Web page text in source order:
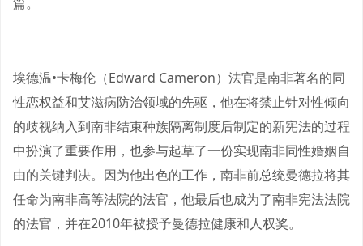
埃德温•卡梅伦（Edward Cameron）法官是南非著名的同
性恋权益和艾滋病防治领域的先驱，他在将禁止针对性倾向
的歧视纳入到南非结束种族隔离制度后制定的新宪法的过程
中扮演了重要作用，也参与起草了一份实现南非同性婚姻自
由的关键判决。因为他出色的工作，南非前总统曼德拉将其
任命为南非高等法院的法官，他最后也成为了南非宪法法院
的法官，并在2010年被授予曼德拉健康和人权奖。